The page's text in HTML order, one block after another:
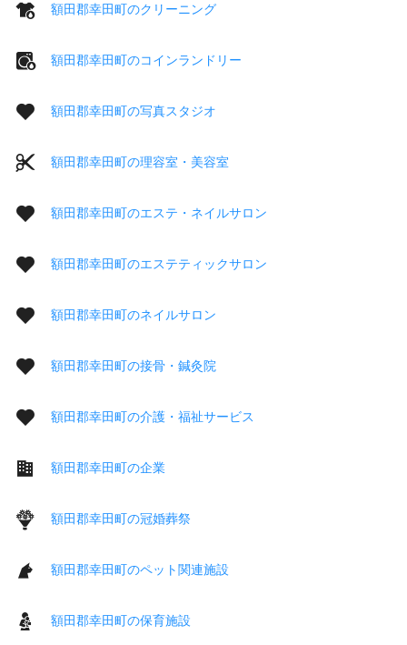
額田郡幸田町のクリーニング
額田郡幸田町のコインランドリー
額田郡幸田町の写真スタジオ
額田郡幸田町の理容室・美容室
額田郡幸田町のエステ・ネイルサロン
額田郡幸田町のエステティックサロン
額田郡幸田町のネイルサロン
額田郡幸田町の接骨・鍼灸院
額田郡幸田町の介護・福祉サービス
額田郡幸田町の企業
額田郡幸田町の冠婚葬祭
額田郡幸田町のペット関連施設
額田郡幸田町の保育施設